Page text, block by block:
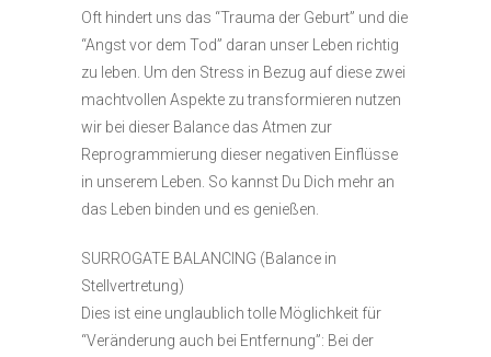
Oft hindert uns das “Trauma der Geburt” und die
“Angst vor dem Tod” daran unser Leben richtig
zu leben. Um den Stress in Bezug auf diese zwei
machtvollen Aspekte zu transformieren nutzen
wir bei dieser Balance das Atmen zur
Reprogrammierung dieser negativen Einflüsse
in unserem Leben. So kannst Du Dich mehr an
das Leben binden und es genießen.
SURROGATE BALANCING (Balance in
Stellvertretung)
Dies ist eine unglaublich tolle Möglichkeit für
“Veränderung auch bei Entfernung”: Bei der